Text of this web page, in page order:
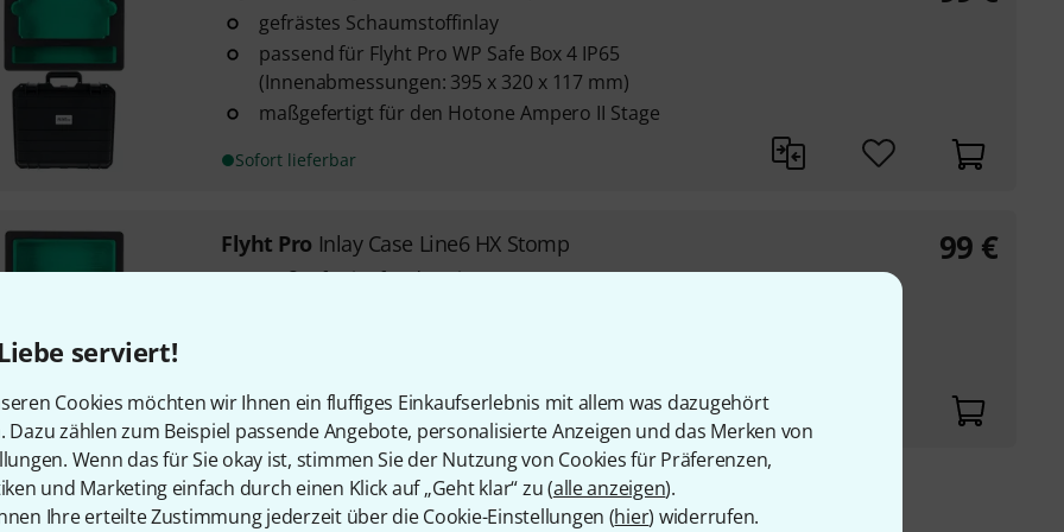
serviert!
Cookies möchten wir Ihnen ein fluffiges Einkaufserlebnis mit allem was dazugehört
Dazu zählen zum Beispiel passende Angebote, personalisierte Anzeigen und das Merken von
Wenn das für Sie okay ist, stimmen Sie der Nutzung von Cookies für Präferenzen,
und Marketing einfach durch einen Klick auf „Geht klar“ zu (alle anzeigen).
Ihre erteilte Zustimmung jederzeit über die Cookie-Einstellungen (hier) widerrufen.
gefrästes Schaumstoffinlay
passend für Flyht Pro WP Safe Box 4 IP65
(Innenabmessungen: 395 x 320 x 117 mm)
maßgefertigt für den Hotone Ampero II Stage
Sofort lieferbar
Flyht Pro Inlay Case Line6 HX Stomp
maßgefertigt für den Line6 HX Stomp
Sofort lieferbar
99 €
Kostenloser Versand ab 29 €